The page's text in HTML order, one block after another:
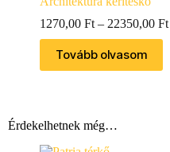
1270,00 Ft – 22350,00 Ft
Tovább olvasom
Érdekelhetnek még…